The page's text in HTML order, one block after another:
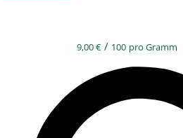
9,00€ / 100 pro Gramm